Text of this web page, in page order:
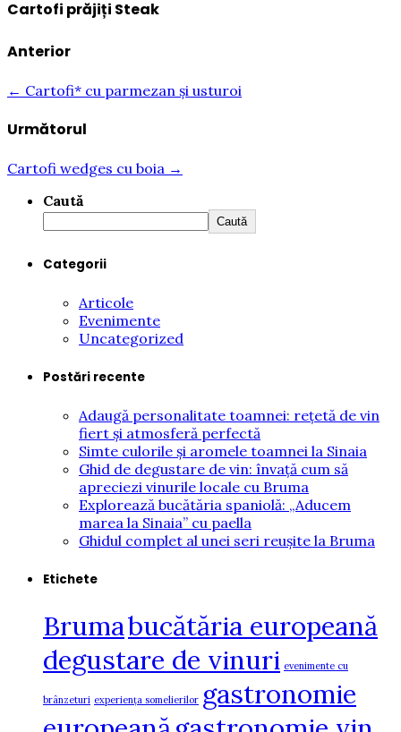
Cartofi prăjiți Steak
Anterior
← Cartofi* cu parmezan și usturoi
Următorul
Cartofi wedges cu boia →
Caută
Caută
Categorii
Articole
Evenimente
Uncategorized
Postări recente
Adaugă personalitate toamnei: rețetă de vin
fiert și atmosferă perfectă
Simte culorile și aromele toamnei la Sinaia
Ghid de degustare de vin: învață cum să
apreciezi vinurile locale cu Bruma
Explorează bucătăria spaniolă: „Aducem
marea la Sinaia” cu paella
Ghidul complet al unei seri reușite la Bruma
Etichete
Brumabucătăria europeană
degustare de vinuri evenimente cu
brânzeturi experiența somelierilor gastronomie